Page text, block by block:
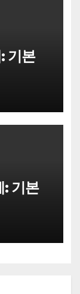
기본
: 기본